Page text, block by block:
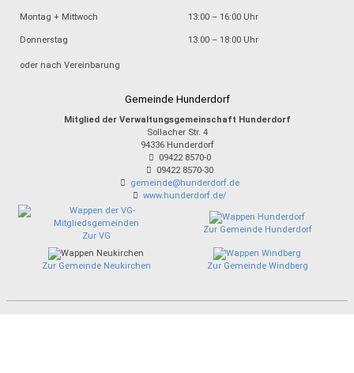
Montag + Mittwoch 13:00 – 16:00 Uhr
Donnerstag 13:00 – 18:00 Uhr
oder nach Vereinbarung
Gemeinde Hunderdorf
Mitglied der Verwaltungsgemeinschaft Hunderdorf
Sollacher Str. 4
94336 Hunderdorf
09422 8570-0
09422 8570-30
gemeinde@hunderdorf.de
www.hunderdorf.de/
Zur VG
Zur Gemeinde Hunderdorf
Zur Gemeinde Neukirchen Zur Gemeinde Windberg